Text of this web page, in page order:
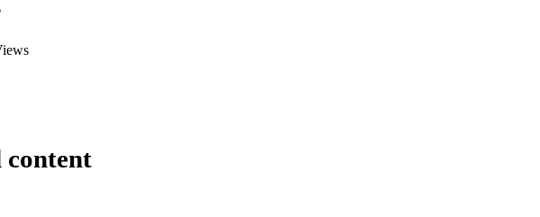
content